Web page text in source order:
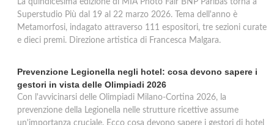
La quindicesima edizione di MIA Photo Fair BNP Paribas torna a
Superstudio Più dal 19 al 22 marzo 2026. Tema dell'anno è
Metamorfosi, indagato attraverso 111 espositori, tre sezioni curate
e dieci premi. Direzione artistica di Francesca Malgara.
Prevenzione Legionella negli hotel: cosa devono sapere i
gestori in vista delle Olimpiadi 2026
Con l'avvicinarsi delle Olimpiadi Milano-Cortina 2026, la
prevenzione della Legionella nelle strutture ricettive assume
un'importanza cruciale. Ecco cosa devono sapere i gestori di hotel